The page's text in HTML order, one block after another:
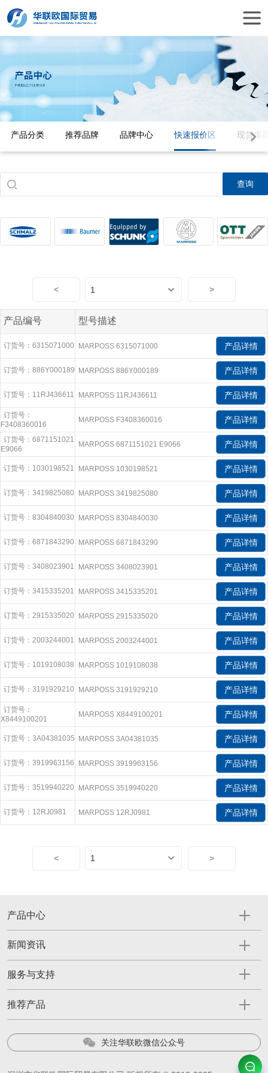
产品分类 推荐品牌 品牌中心 快速报价区 现货库
< >
产品编号 型号描述
订货号：6315071000 MARPOSS 6315071000 产品详情
订货号：886Y000189 MARPOSS 886Y000189 产品详情
订货号：11RJ436611 MARPOSS 11RJ436611 产品详情
订货号：
F3408360016
MARPOSS F3408360016 产品详情
订货号：6871151021
E9066
MARPOSS 6871151021 E9066 产品详情
订货号：1030198521 MARPOSS 1030198521 产品详情
订货号：3419825080 MARPOSS 3419825080 产品详情
订货号：8304840030 MARPOSS 8304840030 产品详情
订货号：6871843290 MARPOSS 6871843290 产品详情
订货号：3408023901 MARPOSS 3408023901 产品详情
订货号：3415335201 MARPOSS 3415335201 产品详情
订货号：2915335020 MARPOSS 2915335020 产品详情
订货号：2003244001 MARPOSS 2003244001 产品详情
订货号：1019108038 MARPOSS 1019108038 产品详情
订货号：3191929210 MARPOSS 3191929210 产品详情
订货号：
X8449100201
MARPOSS X8449100201 产品详情
订货号：3A04381035 MARPOSS 3A04381035 产品详情
订货号：3919963156 MARPOSS 3919963156 产品详情
订货号：3519940220 MARPOSS 3519940220 产品详情
订货号：12RJ0981 MARPOSS 12RJ0981 产品详情
< >
产品中心
新闻资讯
服务与支持
推荐产品
关注华联欧微信公众号